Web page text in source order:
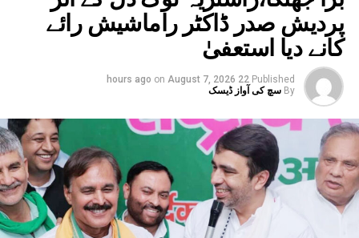
پردیش صدر ڈاکٹر راماشیش رائے
کانے دیا استعفیٰ
Published
22 hours ago
on August 7, 2026
By سچ کی آواز ڈیسک